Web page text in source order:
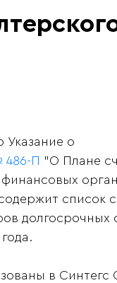
Указание о
486-П "О Плане
список
долгосрочных
в Синтегс